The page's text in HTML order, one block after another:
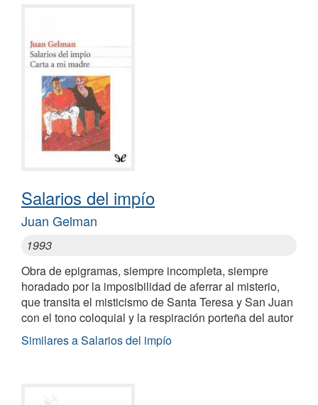
Salarios del impío
Juan Gelman
1993
Obra de epigramas, siempre incompleta, siempre
horadado por la imposibilidad de aferrar al misterio,
que transita el misticismo de Santa Teresa y San Juan
con el tono coloquial y la respiración porteña del autor
Similares a Salarios del impío